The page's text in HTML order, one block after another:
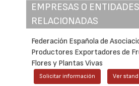
EMPRESAS O ENTIDADES
RELACIONADAS
Federación Española de
Productores Exportadores de
Flores y Plantas Vivas
Solicitar información Ver